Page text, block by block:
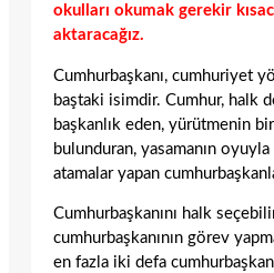
okulları okumak gerekir
aktaracağız.
Cumhurbaşkanı, cumhuriyet
baştaki isimdir. Cumhur, halk
başkanlık eden, yürütmenin bir
bulunduran, yasamanın
atamalar yapan
Cumhurbaşkanını halk
cumhurbaşkanının görev
en fazla iki defa